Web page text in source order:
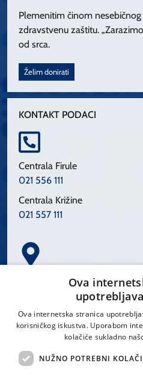
Plemenitim činom
zdravstvenu zaštitu.
od srca.
Želim donirati
KONTAKT PODACI
Centrala Firule
021 556 111
Centrala Križine
021 557 111
Spinčićeva 1, 21000 Split
Ova
Ova internetska stranica
korisničkog iskustva. Uporabom
kolačiće sukladno
NUŽNO POTREBNI